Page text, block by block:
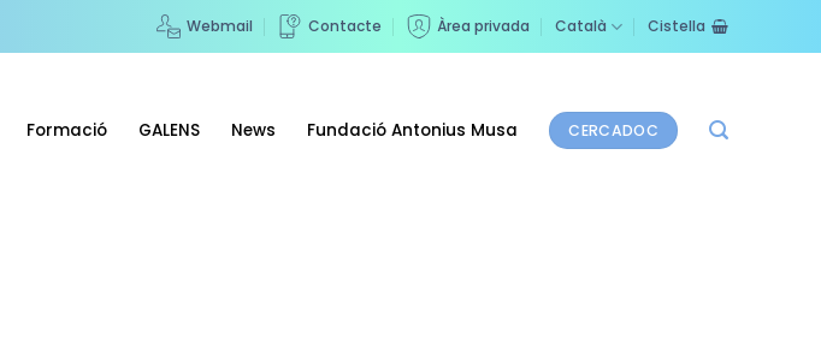
Webmail Contacte Àrea privada Català Cistella
Formació GALENS News Fundació Antonius Musa CERCADOC